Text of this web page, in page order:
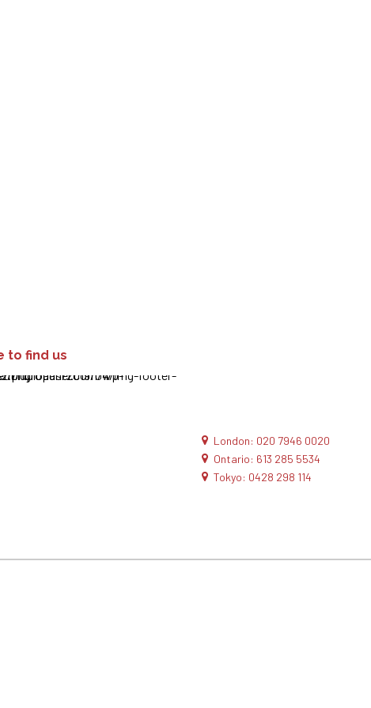
to find us
London: 020 7946 0020
Ontario: 613 285 5534
Tokyo: 0428 298 114